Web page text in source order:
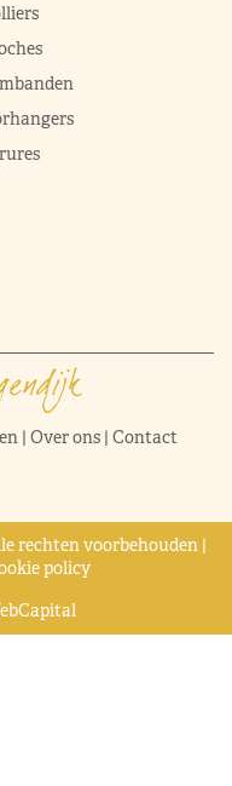
| Over ons| Contact
rechten voorbehouden |
policy